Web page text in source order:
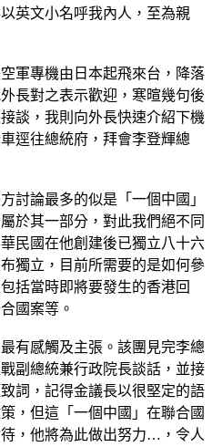
英文小名呼我內人，至為親
軍專機由日本起飛來台，降落
長對之表示歡迎，寒暄幾句後
談，我則向外長快速介紹下機
逕往總統府，拜會李登輝總
討論最多的似是「一個中國」
於其一部分，對此我們絕不同
民國在他創建後已獨立八十六
獨立，目前所需要的是如何參
括當時即將要發生的香港回
國案等。
有感觸及主張。該團見完李總
副總統兼行政院長談話，並接
詞，記得金議長以很堅定的語
，但這「一個中國」在聯合國
，他將為此做出努力…，令人